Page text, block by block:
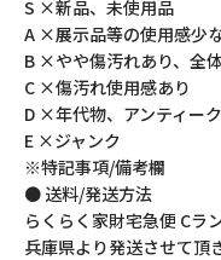
S ×新品、未使用品
A ×展示品等の使用感少
B ×やや傷汚れあり、全
C ×傷汚れ使用感あり
D ×年代物、アンティー
E ×ジャンク
※特記事項/備考欄
● 送料/発送方法
らくらく家財宅急便 Cラ
兵庫県より発送させて頂